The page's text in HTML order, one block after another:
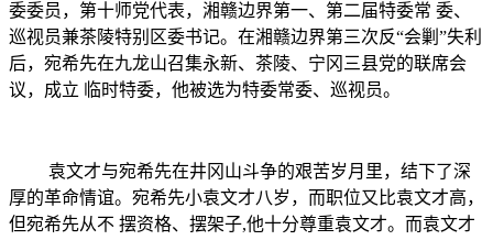
委委员，第十师党代表，湘赣边界第一、第二届特委常 委、
巡视员兼茶陵特别区委书记。在湘赣边界第三次反“会剿”失利
后，宛希先在九龙山召集永新、茶陵、宁冈三县党的联席会
议，成立 临时特委，他被选为特委常委、巡视员。
袁文才与宛希先在井冈山斗争的艰苦岁月里，结下了深
厚的革命情谊。宛希先小袁文才八岁，而职位又比袁文才高，
但宛希先从不 摆资格、摆架子,他十分尊重袁文才。而袁文才